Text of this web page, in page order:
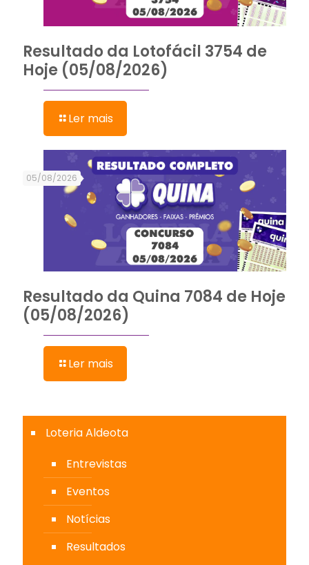
Resultado da Lotofácil 3754 de
Hoje (05/08/2026)
Ler mais
05/08/2026
Resultado da Quina 7084 de Hoje
(05/08/2026)
Ler mais
Loteria Aldeota
Entrevistas
Eventos
Notícias
Resultados